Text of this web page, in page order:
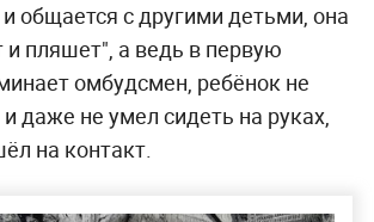
общается с другими детьми, она
и пляшет", а ведь в первую
омбудсмен, ребёнок не
даже не умел сидеть на руках,
на контакт.